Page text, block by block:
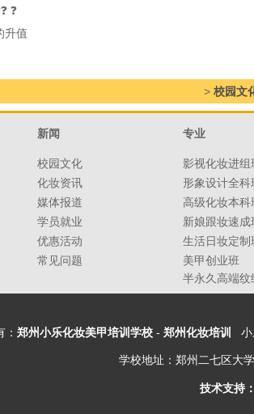
❓
升值
> 校园文
新闻 专业
校园文化
影视化妆进组
化妆资讯
形象设计全科
媒体报道
高级化妆本科
学员就业
新娘跟妆速成
优惠活动
生活日妆定制
常见问题
美甲创业班
半永久高端纹
郑州小乐化妆美甲培训学校- 郑州化妆培训 小
学校地址：郑州二七区大
技术支持